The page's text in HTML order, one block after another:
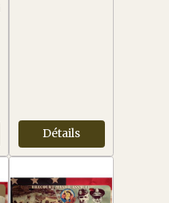
Détails